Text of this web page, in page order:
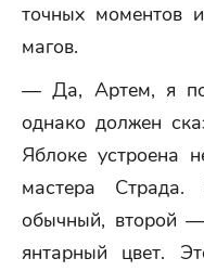
точных моментов
магов.
— Да, Артем, я
однако должен
Яблоке устроена
мастера
обычный, второй
янтарный цвет.